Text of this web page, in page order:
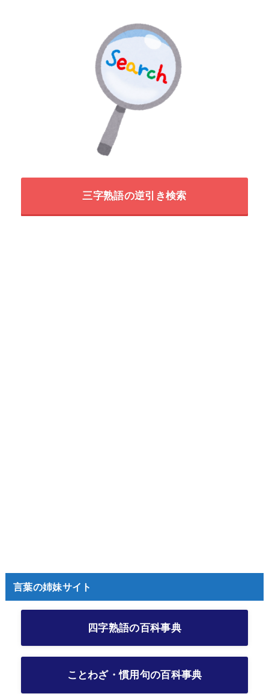
三字熟語の逆引き検索
言葉の姉妹サイト
四字熟語の百科事典
ことわざ・慣用句の百科事典